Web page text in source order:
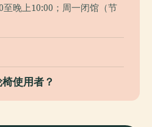
晚上10:00；周一闭馆（节
使用者？